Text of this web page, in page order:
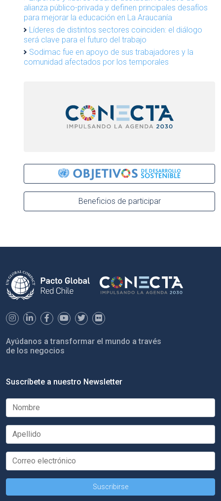
alianza público-privada y definen principales desafíos
para mejorar la educación en La Araucanía
Líderes de distintos sectores coinciden: el diálogo
será clave para el futuro del trabajo
Sodimac fue en apoyo de sus trabajadores y la
comunidad afectados por los temporales
Beneficios de participar
Ayúdanos a transformar el mundo a través
de los negocios
Suscríbete a nuestro Newsletter